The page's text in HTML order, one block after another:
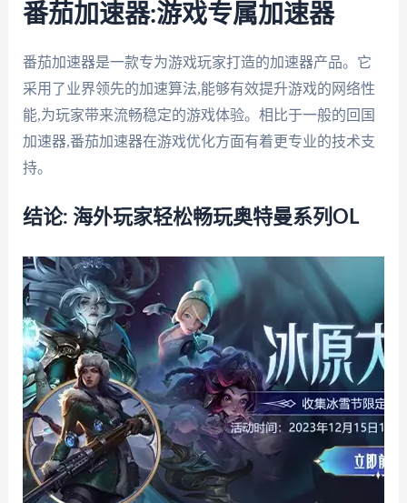
番茄加速器:游戏专属加速器
番茄加速器是一款专为游戏玩家打造的加速器产品。它
采用了业界领先的加速算法,能够有效提升游戏的网络性
能,为玩家带来流畅稳定的游戏体验。相比于一般的回国
加速器,番茄加速器在游戏优化方面有着更专业的技术支
持。
结论: 海外玩家轻松畅玩奥特曼系列OL